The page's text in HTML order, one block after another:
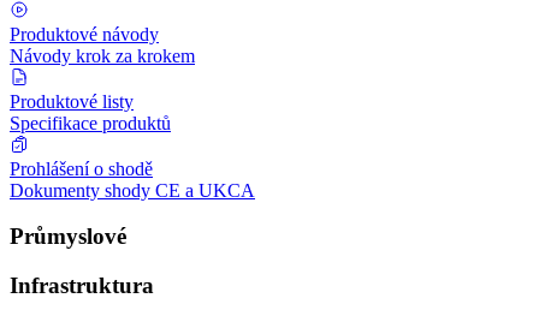
Produktové návody
Návody krok za krokem
Produktové listy
Specifikace produktů
Prohlášení o shodě
Dokumenty shody CE a UKCA
Průmyslové
Infrastruktura